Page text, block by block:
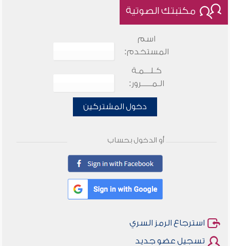
مكتبتك الصوتية
اسم
المستخدم:
كـلـــمـة
الـمـــــرور:
دخول المشتركين
أو الدخول بحساب
استرجاع الرمز السري
تسجيل عضو جديد